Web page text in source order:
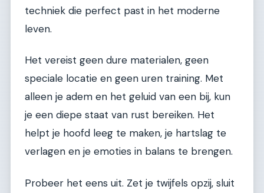
techniek die perfect past in het moderne
leven.
Het vereist geen dure materialen, geen
speciale locatie en geen uren training. Met
alleen je adem en het geluid van een bij, kun
je een diepe staat van rust bereiken. Het
helpt je hoofd leeg te maken, je hartslag te
verlagen en je emoties in balans te brengen.
Probeer het eens uit. Zet je twijfels opzij, sluit